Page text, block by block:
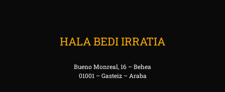
HALA BEDI IRRATIA
Bueno Monreal, 16 – Behea
01001 – Gasteiz – Araba